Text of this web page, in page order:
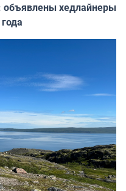
объявлены хедлайнеры